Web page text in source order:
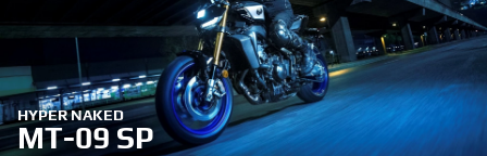
HYPER NAKED
MT-09 SP